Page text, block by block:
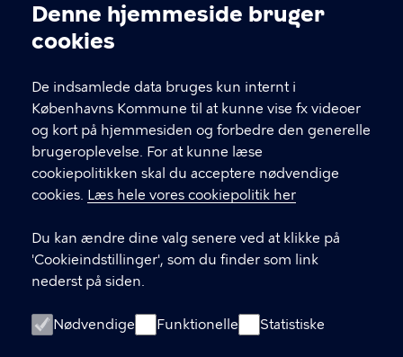
Cookieindstillinger
Denne hjemmeside bruger
cookies
De indsamlede data bruges kun internt i
Københavns Kommune til at kunne vise fx videoer
og kort på hjemmesiden og forbedre den generelle
brugeroplevelse. For at kunne læse
cookiepolitikken skal du acceptere nødvendige
cookies. Læs hele vores cookiepolitik her
Du kan ændre dine valg senere ved at klikke på
'Cookieindstillinger', som du finder som link
nederst på siden.
Nødvendige Funktionelle Statistiske
Kontakt Københavns Kommune
T
fFind andre kontakter her
CVR-nummer64942212
GENVEJE
Digital Post
Databeskyttelse
Tilgængelighedserklæring